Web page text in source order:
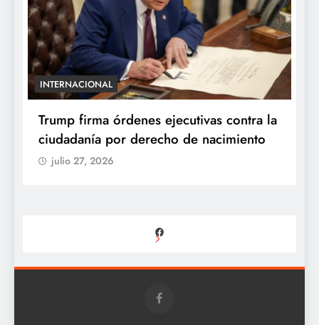
INTERNACIONAL
Trump firma órdenes ejecutivas contra la
ciudadanía por derecho de nacimiento
julio 27, 2026